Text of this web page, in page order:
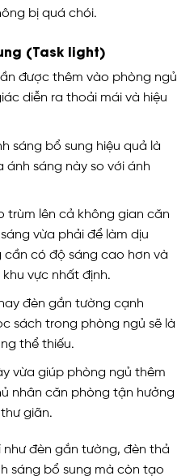
bị quá chói.
(Task light)
được thêm vào phòng ngủ
diễn ra thoải mái và hiệu
sáng bổ sung hiệu quả là
sáng này so với ánh
trùm lên cả không gian căn
vừa phải để làm dịu
cần có độ sáng cao hơn và
vực nhất định.
đèn gắn tường cạnh
sách trong phòng ngủ sẽ là
thể thiếu.
vừa giúp phòng ngủ thêm
nhân căn phòng tận hưởng
giãn.
đèn gắn tường, đèn thả
sáng bổ sung mà còn tạo